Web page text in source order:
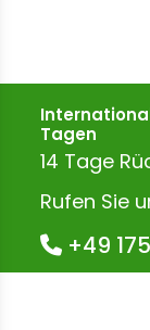
Tagen
14 Tage
Rufen Sie
+49